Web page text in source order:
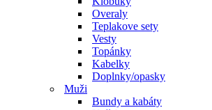
Overaly
Teplakove sety
Vesty
Topánky
Kabelky
Doplnky/opasky
Muži
Bundy a kabáty